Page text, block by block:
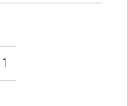
1